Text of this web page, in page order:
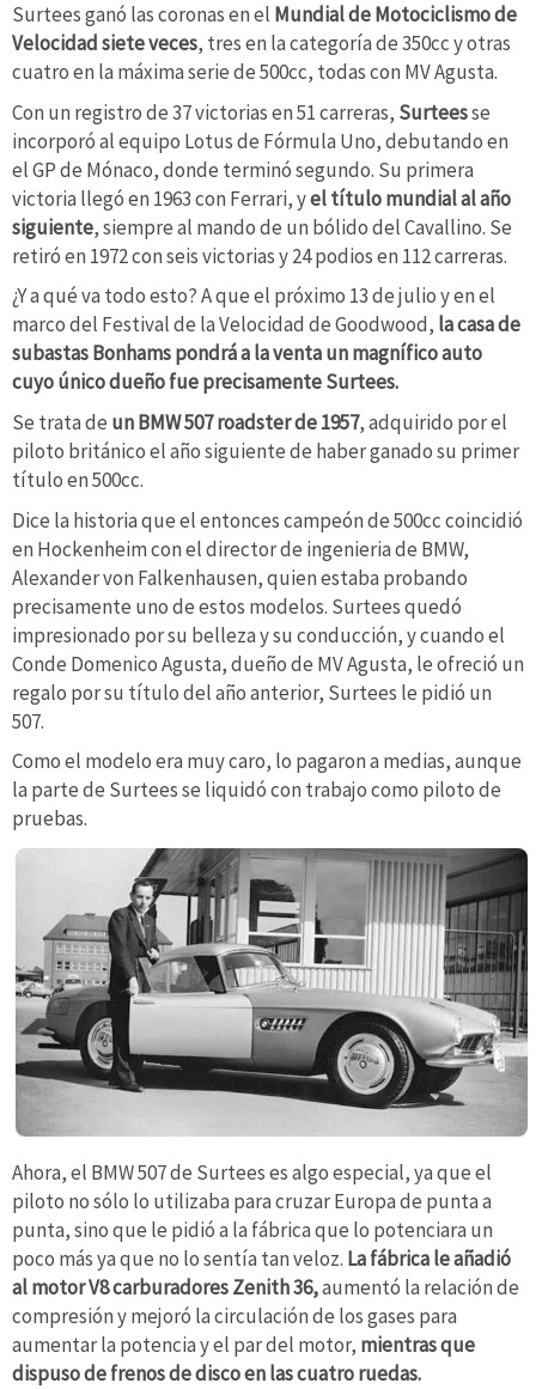
Surtees ganó las coronas en el Mundial de Motociclismo de
Velocidad siete veces, tres en la categoría de 350cc y otras
cuatro en la máxima serie de 500cc, todas con MV Agusta.
Con un registro de 37 victorias en 51 carreras, Surteesse
incorporó al equipo Lotus de Fórmula Uno, debutando en
el GP de Mónaco, donde terminó segundo. Su primera
victoria llegó en 1963 con Ferrari, yel título mundial al año
siguiente, siempre al mando de un bólido del Cavallino. Se
retiró en 1972 con seis victorias y 24 podios en 112 carreras.
¿Y a qué va todo esto? A que el próximo 13 de julio y en el
marco del Festival de la Velocidad de Goodwood, la casa de
subastas Bonhams pondrá a la venta un magnífico auto
cuyo único dueño fue precisamente Surtees.
Se trata de un BMW 507 roadster de 1957, adquirido por el
piloto británico el año siguiente de haber ganado su primer
título en 500cc.
Dice la historia que el entonces campeón de 500cc coincidió
en Hockenheim con el director de ingenieria de BMW,
Alexander von Falkenhausen, quien estaba probando
precisamente uno de estos modelos. Surtees quedó
impresionado por su belleza y su conducción, y cuando el
Conde Domenico Agusta, dueño de MV Agusta, le ofreció un
regalo por su título del año anterior, Surtees le pidió un
507.
Como el modelo era muy caro, lo pagaron a medias, aunque
la parte de Surtees se liquidó con trabajo como piloto de
pruebas.
Ahora, el BMW 507 de Surtees es algo especial, ya que el
piloto no sólo lo utilizaba para cruzar Europa de punta a
punta, sino que le pidió a la fábrica que lo potenciara un
poco más ya que no lo sentía tan veloz. La fábrica le añadió
al motor V8 carburadores Zenith 36,aumentó la relación de
compresión y mejoró la circulación de los gases para
aumentar la potencia y el par del motor, mientras que
dispuso de frenos de disco en las cuatro ruedas.